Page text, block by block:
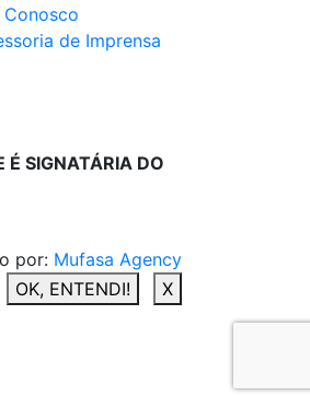
Conosco
de Imprensa
É SIGNATÁRIA DO
por: Mufasa Agency
OK, ENTENDI! X